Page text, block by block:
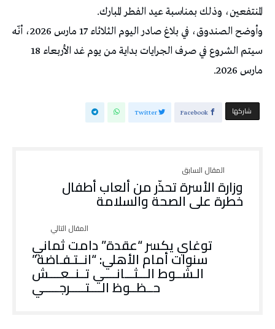
المنتفعين، وذلك بمناسبة عيد الفطر المبارك.
وأوضح الصندوق، في بلاغ صادر اليوم الثلاثاء 17 مارس 2026، أنّه
سيتم الشروع في صرف الجرايات بداية من يوم غد الأربعاء 18
مارس 2026.
‫‫ شاركها‬ Facebook
Twitter
وزارة الأسرة تحذّر من ألعاب أطفال
خطرة على الصحة والسلامة
توغاي يكسر “عقدة” دامت ثماني
سنوات أمام الأهلي: “انــتـفـاضة”
الـشــوط الـــثـــانــــي تــنــعــــش
حــظــوظ الــــتـــــرجـــــي